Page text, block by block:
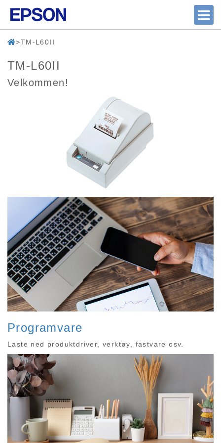
TM-L60II
TM-L60II
Velkommen!
Programvare
Laste ned produktdriver, verktøy, fastvare osv.